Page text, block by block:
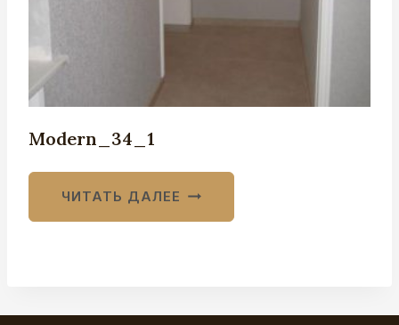
Modern_34_1
ЧИТАТЬ ДАЛЕЕ